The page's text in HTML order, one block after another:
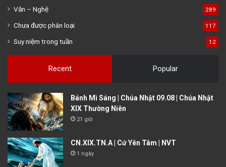
Văn – Nghệ 289
Chưa được phân loại 117
Suy niệm trong tuần 12
Recent Popular
Bánh Mì Sáng | Chúa Nhật 09.08 | Chúa Nhật
XIX Thường Niên
21 giờ
CN.XIX.TN.A | Cứ Yên Tâm | NVT
1 ngày